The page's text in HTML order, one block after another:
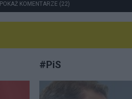
POKAŻ KOMENTARZE (22)
#PiS